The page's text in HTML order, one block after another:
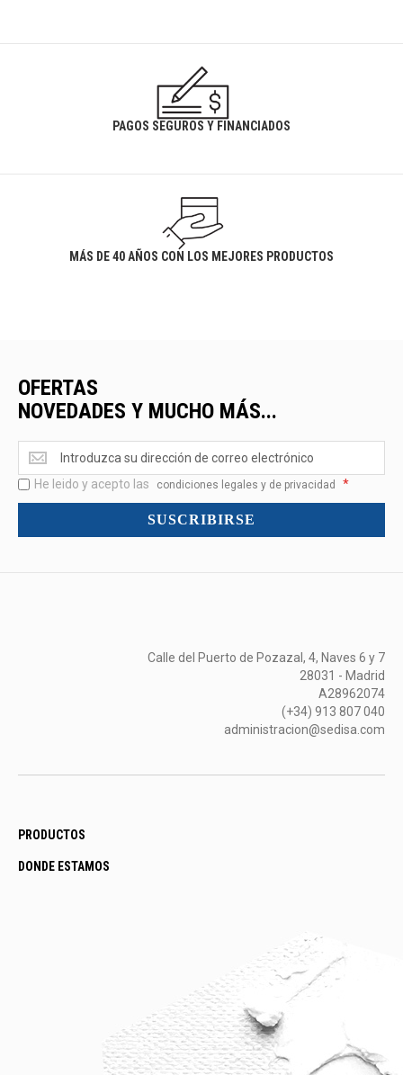
PAGOS SEGUROS Y FINANCIADOS
MÁS DE 40 AÑOS CON LOS MEJORES PRODUCTOS
OFERTAS
NOVEDADES Y MUCHO MÁS...
Ofertas
<br>Novedades
y
mucho
He leido y acepto las condiciones legales y de privacidad *
SUSCRIBIRSE
Calle del Puerto de Pozazal, 4, Naves 6 y 7
28031 - Madrid
A28962074
(+34) 913 807 040
administracion@sedisa.com
PRODUCTOS
DONDE ESTAMOS